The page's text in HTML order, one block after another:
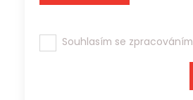
Souhlasím se zpracováním